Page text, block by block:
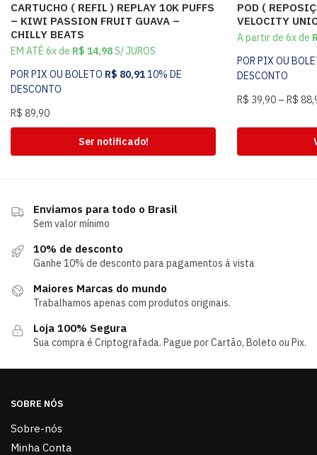
CARTUCHO ( REFIL ) REPLAY 10K PUFFS
– KIWI PASSION FRUIT GUAVA –
CHILLY BEATS
EM ATÉ 6x de R$ 14,98S/ JUROS
POR PIX OU BOLETO R$ 80,9110% DE
DESCONTO
R$ 89,90
Ser notificado!
POD (
VELOCITY
A partir de 6x de
POR PIX OU
DESCONTO
R$ 39,90 – R$
Enviamos para todo o Brasil
Sem valor mínimo
10% de desconto
Ganhe 10% de desconto para pagamentos á vista
Maiores Marcas do mundo
Trabalhamos apenas com produtos originais.
Loja 100% Segura
Sua compra é Criptografada. Pague por Cartão, Boleto ou Pix.
SOBRE NÓS
Sobre-nós
Minha Conta